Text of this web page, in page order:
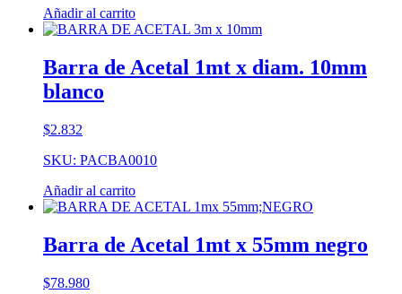
Añadir al carrito
Barra de Acetal 1mt x diam. 10mm
blanco
$2.832
SKU: PACBA0010
Añadir al carrito
Barra de Acetal 1mt x 55mm negro
$78.980